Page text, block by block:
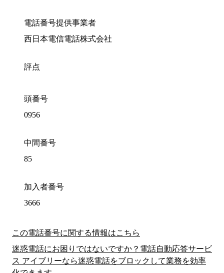
電話番号提供事業者
西日本電信電話株式会社
評点
頭番号
0956
中間番号
85
加入者番号
3666
この電話番号に関する情報はこちら
迷惑電話にお困りではないですか？電話自動応答サービ
ス アイブリーなら迷惑電話をブロックして業務を効率